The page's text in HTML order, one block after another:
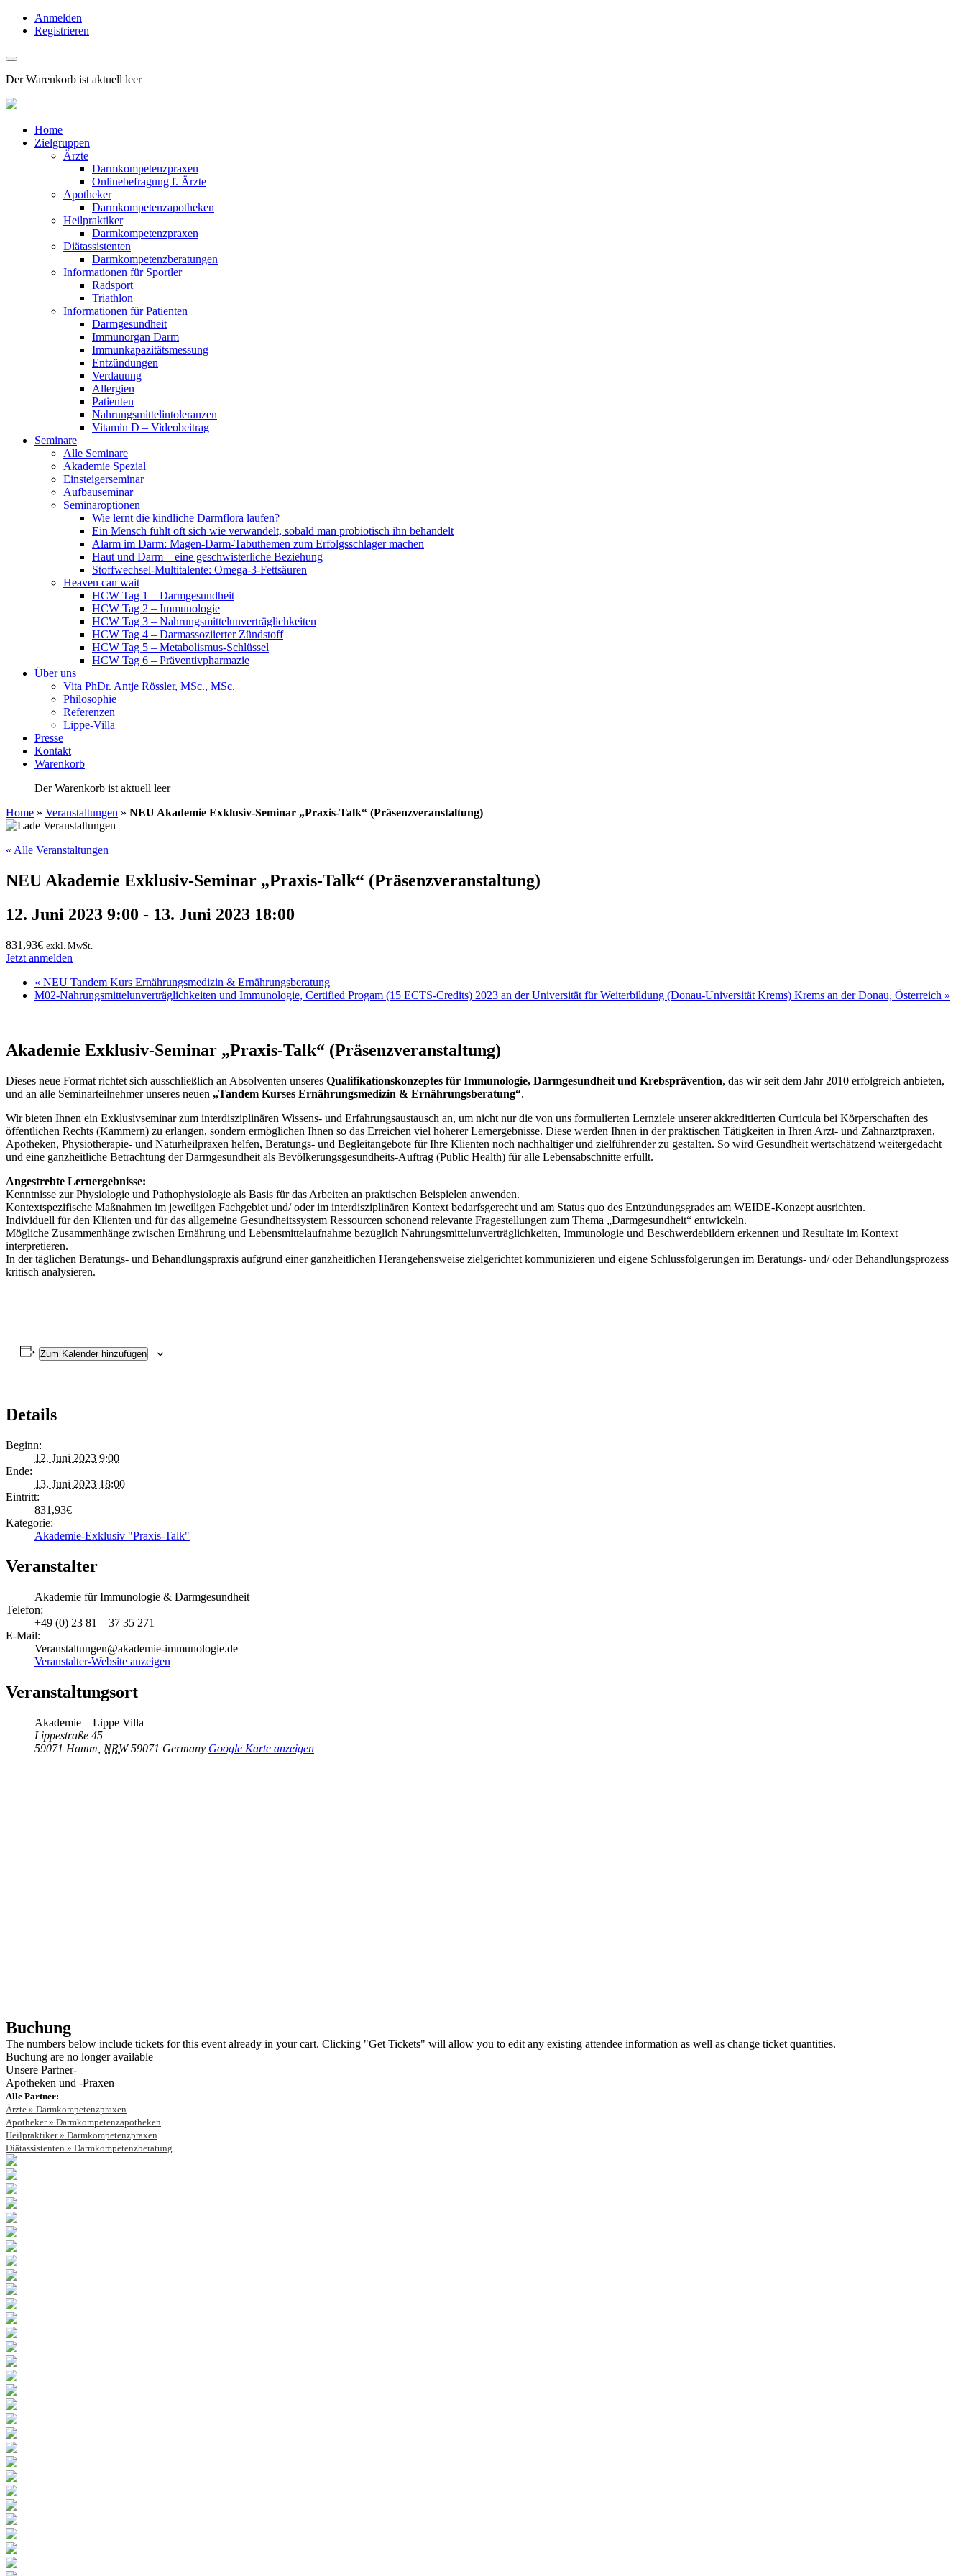
Anmelden
Registrieren
Der Warenkorb ist aktuell leer
Home
Zielgruppen
Ärzte
Darmkompetenzpraxen
Onlinebefragung f. Ärzte
Apotheker
Darmkompetenzapotheken
Heilpraktiker
Darmkompetenzpraxen
Diätassistenten
Darmkompetenzberatungen
Informationen für Sportler
Radsport
Triathlon
Informationen für Patienten
Darmgesundheit
Immunorgan Darm
Immunkapazitätsmessung
Entzündungen
Verdauung
Allergien
Patienten
Nahrungsmittelintoleranzen
Vitamin D – Videobeitrag
Seminare
Alle Seminare
Akademie Spezial
Einsteigerseminar
Aufbauseminar
Seminaroptionen
Wie lernt die kindliche Darmflora laufen?
Ein Mensch fühlt oft sich wie verwandelt, sobald man probiotisch ihn behandelt
Alarm im Darm: Magen-Darm-Tabuthemen zum Erfolgsschlager machen
Haut und Darm – eine geschwisterliche Beziehung
Stoffwechsel-Multitalente: Omega-3-Fettsäuren
Heaven can wait
HCW Tag 1 – Darmgesundheit
HCW Tag 2 – Immunologie
HCW Tag 3 – Nahrungsmittelunverträglichkeiten
HCW Tag 4 – Darmassoziierter Zündstoff
HCW Tag 5 – Metabolismus-Schlüssel
HCW Tag 6 – Präventivpharmazie
Über uns
Vita PhDr. Antje Rössler, MSc., MSc.
Philosophie
Referenzen
Lippe-Villa
Presse
Kontakt
Warenkorb
Der Warenkorb ist aktuell leer
Home » Veranstaltungen » NEU Akademie Exklusiv-Seminar „Praxis-Talk“ (Präsenzveranstaltung)
« Alle Veranstaltungen
NEU Akademie Exklusiv-Seminar „Praxis-Talk“ (Präsenzveranstaltung)
12. Juni 2023 9:00 - 13. Juni 2023 18:00
831,93€ exkl. MwSt.
Jetzt anmelden
« NEU Tandem Kurs Ernährungsmedizin & Ernährungsberatung
M02-Nahrungsmittelunverträglichkeiten und Immunologie, Certified Progam (15 ECTS-Credits) 2023 an der Universität für Weiterbildung (Donau-Universität Krems) Krems an der Donau, Österreich »
Akademie Exklusiv-Seminar „Praxis-Talk“ (Präsenzveranstaltung)
Dieses neue Format richtet sich ausschließlich an Absolventen unseres Qualifikationskonzeptes für Immunologie, Darmgesundheit und Krebsprävention, das wir seit dem Jahr 2010 erfolgreich anbieten,
und an alle Seminarteilnehmer unseres neuen „Tandem Kurses Ernährungsmedizin & Ernährungsberatung“.
Wir bieten Ihnen ein Exklusivseminar zum interdisziplinären Wissens- und Erfahrungsaustausch an, um nicht nur die von uns formulierten Lernziele unserer akkreditierten Curricula bei Körperschaften des
öffentlichen Rechts (Kammern) zu erlangen, sondern ermöglichen Ihnen so das Erreichen viel höherer Lernergebnisse. Diese werden Ihnen in der praktischen Tätigkeiten in Ihren Arzt- und Zahnarztpraxen,
Apotheken, Physiotherapie- und Naturheilpraxen helfen, Beratungs- und Begleitangebote für Ihre Klienten noch nachhaltiger und zielführender zu gestalten. So wird Gesundheit wertschätzend weitergedacht
und eine ganzheitliche Betrachtung der Darmgesundheit als Bevölkerungsgesundheits-Auftrag (Public Health) für alle Lebensabschnitte erfüllt.
Angestrebte Lernergebnisse:
Kenntnisse zur Physiologie und Pathophysiologie als Basis für das Arbeiten an praktischen Beispielen anwenden.
Kontextspezifische Maßnahmen im jeweiligen Fachgebiet und/ oder im interdisziplinären Kontext bedarfsgerecht und am Status quo des Entzündungsgrades am WEIDE-Konzept ausrichten.
Individuell für den Klienten und für das allgemeine Gesundheitssystem Ressourcen schonend relevante Fragestellungen zum Thema „Darmgesundheit“ entwickeln.
Mögliche Zusammenhänge zwischen Ernährung und Lebensmittelaufnahme bezüglich Nahrungsmittelunverträglichkeiten, Immunologie und Beschwerdebildern erkennen und Resultate im Kontext
interpretieren.
In der täglichen Beratungs- und Behandlungspraxis aufgrund einer ganzheitlichen Herangehensweise zielgerichtet kommunizieren und eigene Schlussfolgerungen im Beratungs- und/ oder Behandlungsprozess
kritisch analysieren.
Zum Kalender hinzufügen
Details
Beginn:
12. Juni 2023 9:00
Ende:
13. Juni 2023 18:00
Eintritt:
831,93€
Kategorie:
Akademie-Exklusiv "Praxis-Talk"
Veranstalter
Akademie für Immunologie & Darmgesundheit
Telefon:
+49 (0) 23 81 – 37 35 271
E-Mail:
Veranstaltungen@akademie-immunologie.de
Veranstalter-Website anzeigen
Veranstaltungsort
Akademie – Lippe Villa
Lippestraße 45
59071 Hamm NRW 59071 Germany Google Karte anzeigen
Buchung
The numbers below include tickets for this event already in your cart. Clicking "Get Tickets" will allow you to edit any existing attendee information as well as change ticket quantities.
Buchung are no longer available
Unsere Partner-
Apotheken und -Praxen
Alle Partner:
Ärzte » Darmkompetenzpraxen
Apotheker » Darmkompetenzapotheken
Heilpraktiker » Darmkompetenzpraxen
Diätassistenten » Darmkompetenzberatung